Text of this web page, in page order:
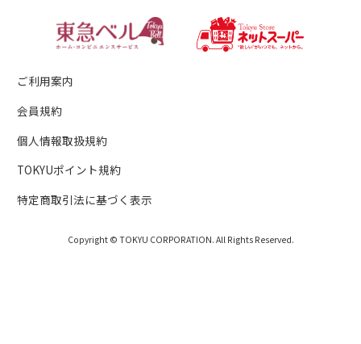
ご利用案内
会員規約
個人情報取扱規約
TOKYUポイント規約
特定商取引法に基づく表示
Copyright © TOKYU CORPORATION. All Rights Reserved.